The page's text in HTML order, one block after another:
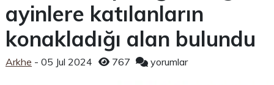
ayinlere katılanların
konakladığı alan bulundu
Arkhe - 05 Jul 2024 767 yorumlar